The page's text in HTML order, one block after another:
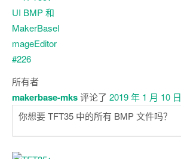
所有者
makerbase-mks评论了 2019 年 1 月 10 日
你想要 TFT35 中的所有 BMP 文件吗？